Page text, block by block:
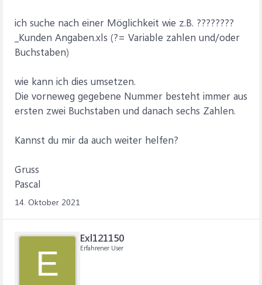
ich suche nach einer Möglichkeit wie z.B. ????????
_Kunden Angaben.xls (?= Variable zahlen und/oder
Buchstaben)
wie kann ich dies umsetzen.
Die vorneweg gegebene Nummer besteht immer aus
ersten zwei Buchstaben und danach sechs Zahlen.
Kannst du mir da auch weiter helfen?
Gruss
Pascal
14. Oktober 2021
E
Exl121150
Erfahrener User